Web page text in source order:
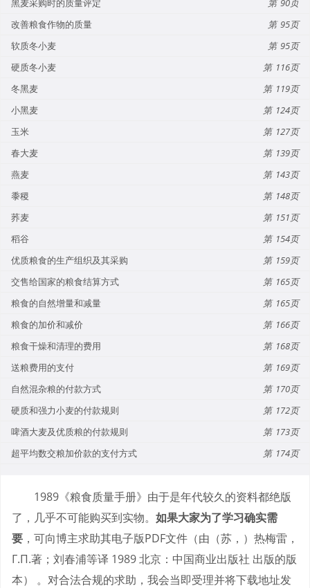
黑麦采购时的质量评定
90
改善粮食作物的质量
95
软质冬小麦
95
硬质冬小麦
116
冬黑麦
119
小黑麦
124
玉米
127
春大麦
139
燕麦
143
黍稷
148
荞麦
151
稻谷
154
优质粮食的生产组织及其采购
159
交售给国家的粮食结算方式
165
粮食的自然增量和减量
165
粮食的加价和减价
166
粮食干燥和清理的费用
168
送粮费用的支付
169
自然混杂粮的付款方式
170
硬质和强力小麦的付款规则
172
啤酒大麦及优质粮的付款规则
173
超平均数交粮加价款的支付方式
174
1989《粮食质量手册》由于是年代较久的资料都绝版
了，几乎不可能购买到实物。 如果大家为了学习确实需
要 ，可向博主求助其电子版PDF文件（由（苏，）热梅雷，
Г.П.著；刘春浦等译 1989 北京：中国商业出版社 出版的版
本） 。对合法合规的求助，我会当即受理并将下载地址发